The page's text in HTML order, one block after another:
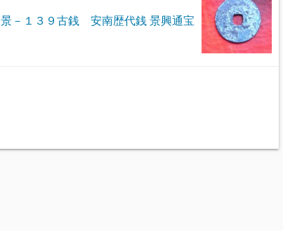
景－１３９古銭 安南歴代銭 景興通宝